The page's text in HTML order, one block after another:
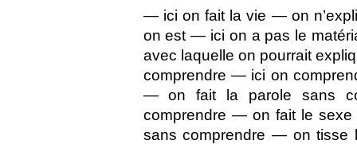
— ici on fait la vie — on
on est — ici on a pas le
avec laquelle on pourrait
comprendre — ici on
— on fait la parole sans
comprendre — on fait le
sans comprendre — on